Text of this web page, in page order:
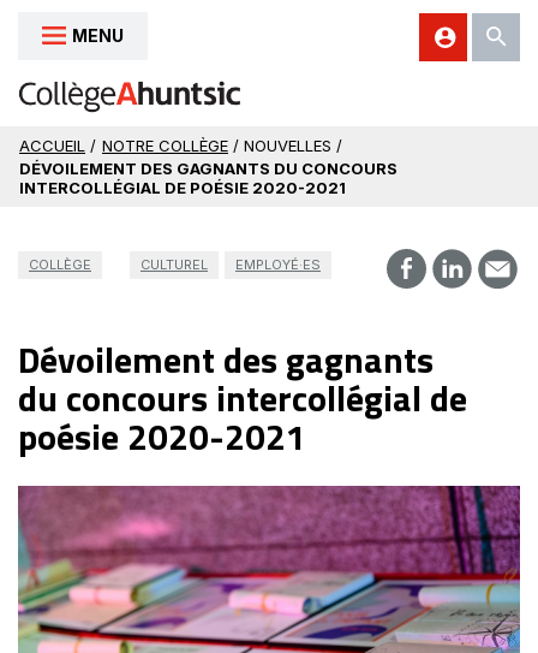
Aller au contenu
MENU
ACCUEIL / NOTRE COLLÈGE / NOUVELLES /
DÉVOILEMENT DES GAGNANTS DU CONCOURS
INTERCOLLÉGIAL DE POÉSIE 2020-2021
COLLÈGE CULTUREL EMPLOYÉ·ES
Dévoilement des gagnants
du concours intercollégial de
poésie 2020-2021